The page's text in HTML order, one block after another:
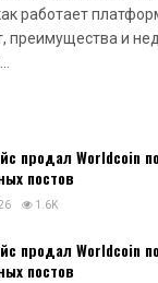
работает
преимущества и
продал Worldcoin
постов
1.6K
продал Worldcoin
постов